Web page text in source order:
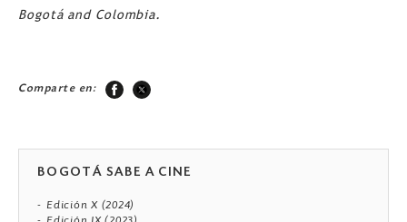
Bogotá and Colombia.
Comparte en:
BOGOTÁ SABE A CINE
Edición X (2024)